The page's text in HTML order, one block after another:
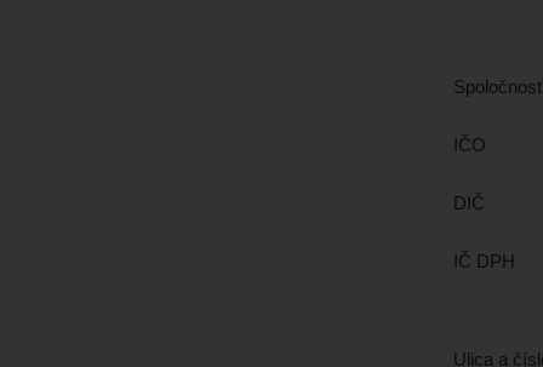
Spoločnosť
IČO
DIČ
IČ DPH
Ulica a